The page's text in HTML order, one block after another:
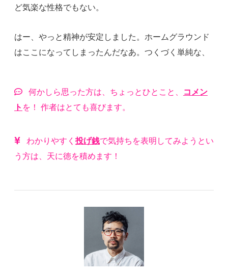
ど気楽な性格でもない。
はー、やっと精神が安定しました。ホームグラウンド
はここになってしまったんだなあ。つくづく単純な、
何かしら思った方は、ちょっとひとこと、 コメン
ト を！ 作者はとても喜びます。
わかりやすく 投げ銭で気持ちを表明してみようとい
う方は、天に徳を積めます！